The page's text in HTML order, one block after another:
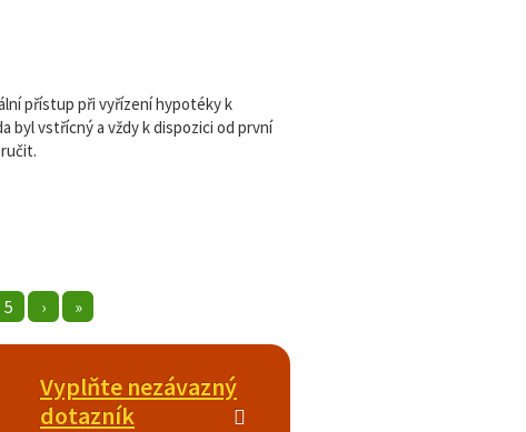
přístup při vyřízení hypotéky k
byl vstřícný a vždy k dispozici od první
5 › »
Vyplňte nezávazný
dotazník